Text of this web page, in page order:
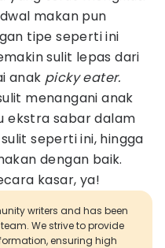
makan pun
tipe seperti ini
sulit lepas dari
anak picky eater.
menangani anak
ekstra sabar dalam
seperti ini, hingga
dengan baik.
kasar, ya!
writers and has been
We strive to provide
ensuring high